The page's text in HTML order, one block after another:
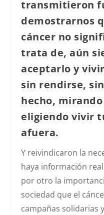
transmitieron
demostrarnos
cáncer no
trata de, aún
aceptarlo y
sin rendirse,
hecho,
eligiendo vivir
afuera.
Y reivindicaron la
haya información
por otro la
sociedad que el
campañas solidarias